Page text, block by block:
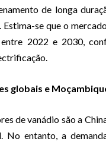
de longa
se que o
2022 e 2030,
globais e
de vanádio são a
No entanto, a